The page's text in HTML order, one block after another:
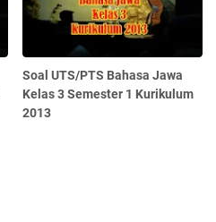
Soal UTS/PTS Bahasa Jawa
Kelas 3 Semester 1 Kurikulum
2013